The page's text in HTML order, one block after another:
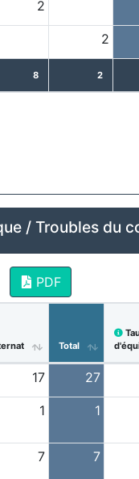
2
2
8 2
/ Troubles du
PDF
Total
17 27
1 1
7 7